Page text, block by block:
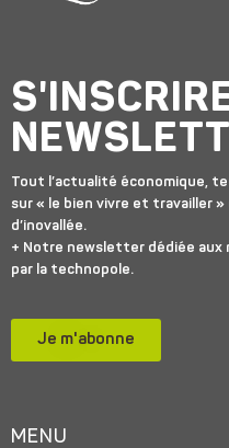
Tout l’actualité économique,
sur « le bien vivre et travailler
d’inovallée.
+ Notre newsletter dédiée aux
par la technopole.
Je m'abonne
MENU